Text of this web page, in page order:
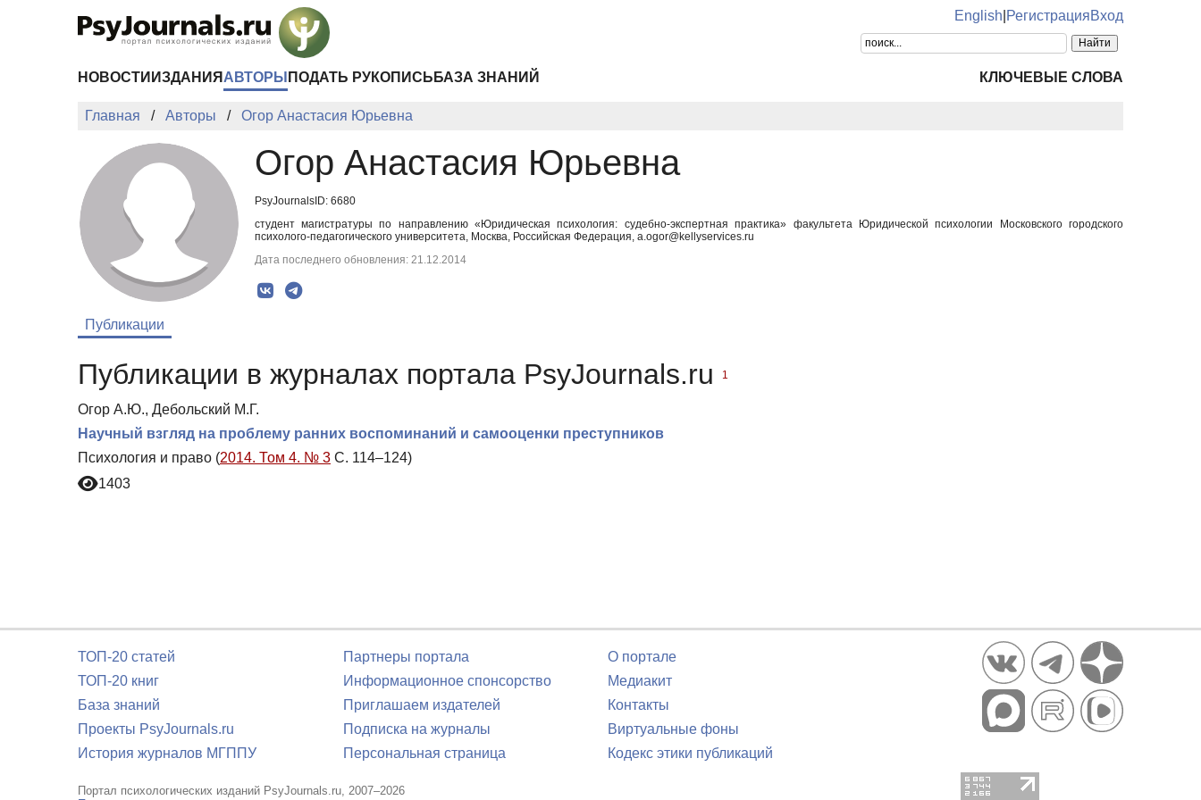
English РегистрацияВход
НОВОСТИ ИЗДАНИЯ АВТОРЫ ПОДАТЬ РУКОПИСЬ БАЗА ЗНАНИЙ КЛЮЧЕВЫЕ СЛОВА
Главная Авторы Огор Анастасия Юрьевна
Огор Анастасия Юрьевна
PsyJournalsID: 6680
студент магистратуры по направлению «Юридическая психология: судебно-экспертная практика» факультета Юридической психологии Московского городского
психолого-педагогического университета, Москва, Российская Федерация, a.ogor@kellyservices.ru
Дата последнего обновления: 21.12.2014
Публикации
Публикации в журналах портала PsyJournals.ru 1
Огор А.Ю., Дебольский М.Г.
Научный взгляд на проблему ранних воспоминаний и самооценки преступников
Психология и право (2014. Том 4. № 3 С. 114–124)
1403
ТОП-20 статей
ТОП-20 книг
База знаний
Проекты PsyJournals.ru
История журналов МГППУ
Партнеры портала
Информационное спонсорство
Приглашаем издателей
Подписка на журналы
Персональная страница
О портале
Медиакит
Контакты
Виртуальные фоны
Кодекс этики публикаций
Портал психологических изданий PsyJournals.ru, 2007–2026